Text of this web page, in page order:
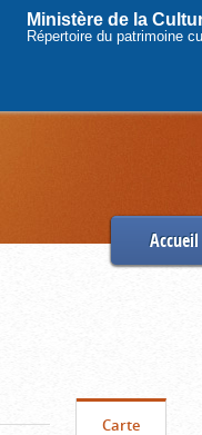
Ministère de la
Répertoire du patrimoine
Accueil
Onglet
Carte(cliquer